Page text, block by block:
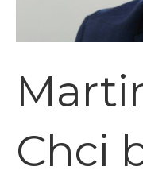
Chci